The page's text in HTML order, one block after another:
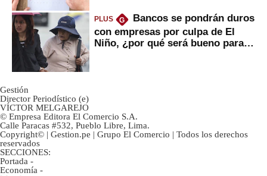
PLUS G
Bancos se pondrán duros
con empresas por culpa de El
Niño, ¿por qué será bueno para
Gestión
Director Periodístico (e)
VÍCTOR MELGAREJO
© Empresa Editora El Comercio S.A.
Calle Paracas #532, Pueblo Libre, Lima.
Copyright© | Gestion.pe | Grupo El Comercio | Todos los derechos
reservados
SECCIONES:
Portada -
Economía -